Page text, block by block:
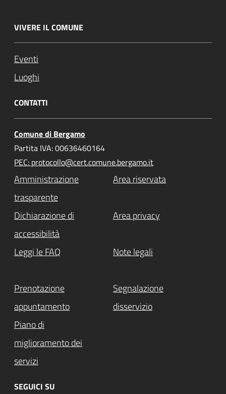
VIVERE IL COMUNE
Eventi
Luoghi
CONTATTI
Comune di Bergamo
Partita IVA: 00636460164
PEC: protocollo@cert.comune.bergamo.it
Amministrazione
trasparente
Area riservata
Dichiarazione di
accessibilità
Area privacy
Leggi le FAQ Note legali
Prenotazione
appuntamento
Segnalazione
disservizio
Piano di
miglioramento dei
servizi
SEGUICI SU